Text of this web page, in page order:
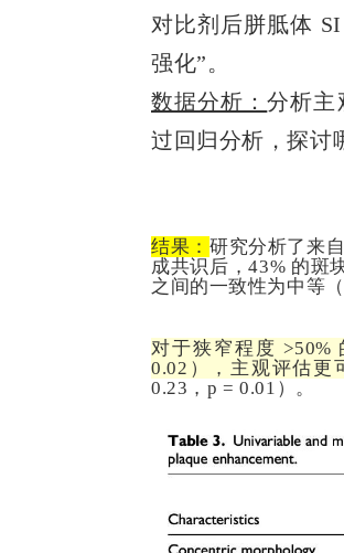
对比剂后胼胝体
强化”。
数据分析：分析主
过回归分析，探讨
结果： 研究分析了来
成共识后，43% 的斑
之间的一致性为中等
对于狭窄程度 >50%
0.02）
，主观评估
0.23，p = 0.01）。